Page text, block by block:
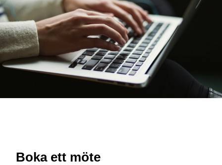
Boka ett möte